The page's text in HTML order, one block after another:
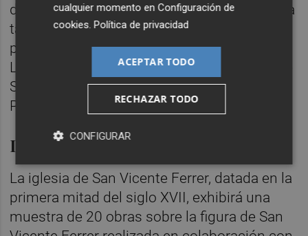
dominicas de Vila-real, de la misma época; la
tabla del Salvador, de Vicente Castelló; tres
placas del siglo XVIII de la Real Fábrica de
L'Alcora ,o el Cristo de marfil del convento de
San Pascual, del taller 'Gughelmo della
Porta'.
Iglesia de San Vicente Ferrer
La iglesia de San Vicente Ferrer, datada en la
primera mitad del siglo XVII, exhibirá una
muestra de 20 obras sobre la figura de San
cualquier momento enConfiguración de
cookies.Política de privacidad
ACEPTAR TODO
RECHAZAR TODO
CONFIGURAR